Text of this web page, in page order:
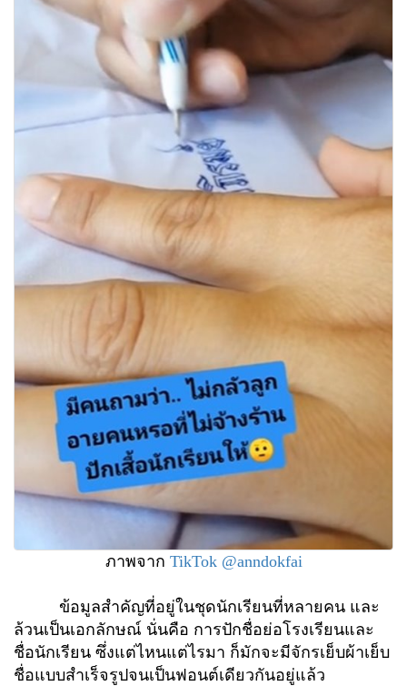
ภาพจาก TikTok @anndokfai
ข้อมูลสำคัญที่อยู่ในชุดนักเรียนที่หลายคน และ
ล้วนเป็นเอกลักษณ์ นั่นคือ การปักชื่อย่อโรงเรียนและ
ชื่อนักเรียน ซึ่งแต่ไหนแต่ไรมา ก็มักจะมีจักรเย็บผ้าเย็บ
ชื่อแบบสำเร็จรูปจนเป็นฟอนต์เดียวกันอยู่แล้ว